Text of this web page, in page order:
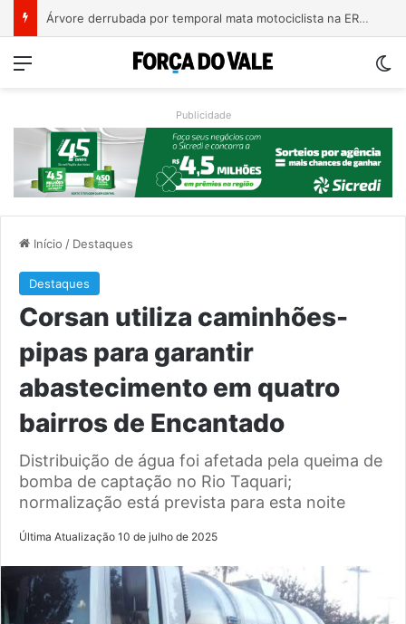
Bebê de um mês se engasga e é socorrido por bombeiros em Teutônia
Menu
Publicidade
Início / Destaques
Destaques
Corsan utiliza caminhões-
pipas para garantir
abastecimento em quatro
bairros de Encantado
Distribuição de água foi afetada pela queima de
bomba de captação no Rio Taquari;
normalização está prevista para esta noite
Última Atualização 10 de julho de 2025